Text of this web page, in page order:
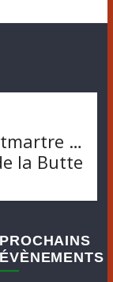
…
la Butte
PROCHAINS
ÉVÈNEMENTS